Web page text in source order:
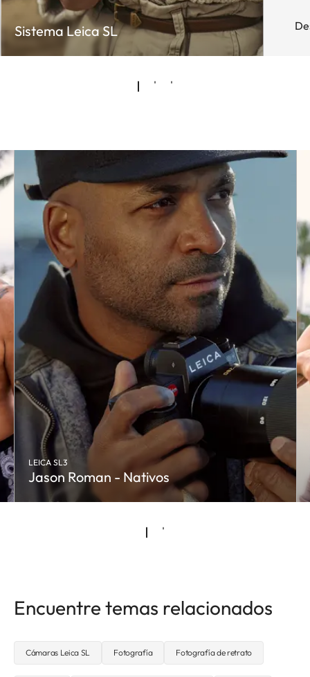
Sistema Leica SL
LEICA SL3
Jason Roman - Nativos
Encuentre temas relacionados
Cámaras Leica SL Fotografía Fotografía de retrato